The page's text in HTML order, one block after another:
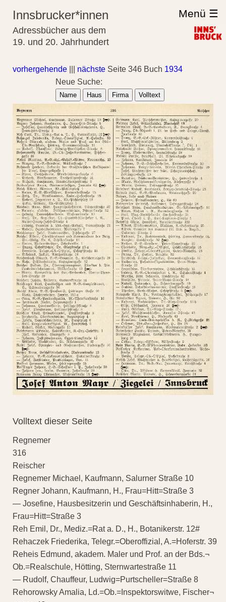
Innsbrucker*innen
Adressbücher aus dem
19. und 20. Jahrhundert
Menü ☰
vorhergehende nächste Seite 346 Buch 1934
Neue Suche:
Name Haus Firma Volltext
Volltext dieser Seite
Regnemer
316
Reischer
Regnemer Michael, Kaufmann, Salurner Straße 10
Regner Johann, Kaufmann, H., Frau=Hitt=Straße 3
— Josefine, Hausbesitzerin und Geschäftsinhaberin, H.,
Frau=Hitt=Straße 3
Reh Emil, Dr., Mediz.=Rat a. D., H., Botanikerstr. 12#
Rehaczek Friederika, Telegr.=Oberoffizial, A.=Hoferstr. 39
Reheis Edmund, akadem. Maler und Prof. an der Bds.¬
Ob.=Realschule, Hötting, Sternwartestraße 11
— Rudolf, Chauffeur, Ludwig=Purtscheller=Straße 8
Rehorowsky Amalia, Ld.=Ob.=Inspektorswitwe, Fischer¬